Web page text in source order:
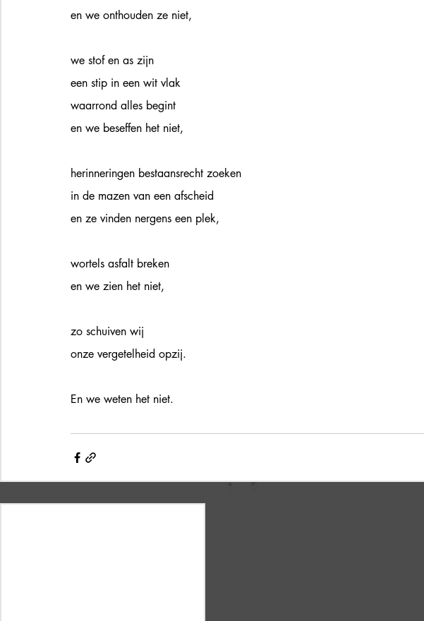
en we onthouden ze niet,
we stof en as zijn
een stip in een wit vlak
waarrond alles begint
en we beseffen het niet,
herinneringen bestaansrecht zoeken
in de mazen van een afscheid
en ze vinden nergens een plek,
wortels asfalt breken
en we zien het niet,
zo schuiven wij
onze vergetelheid opzij.
En we weten het niet.